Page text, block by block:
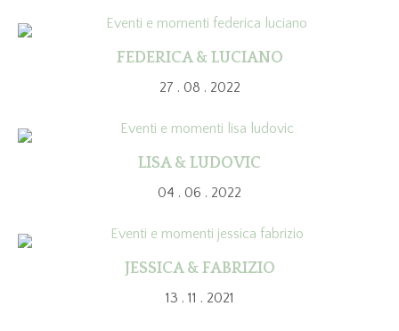
FEDERICA & LUCIANO
27 . 08 . 2022
LISA & LUDOVIC
04 . 06 . 2022
JESSICA & FABRIZIO
13 . 11 . 2021